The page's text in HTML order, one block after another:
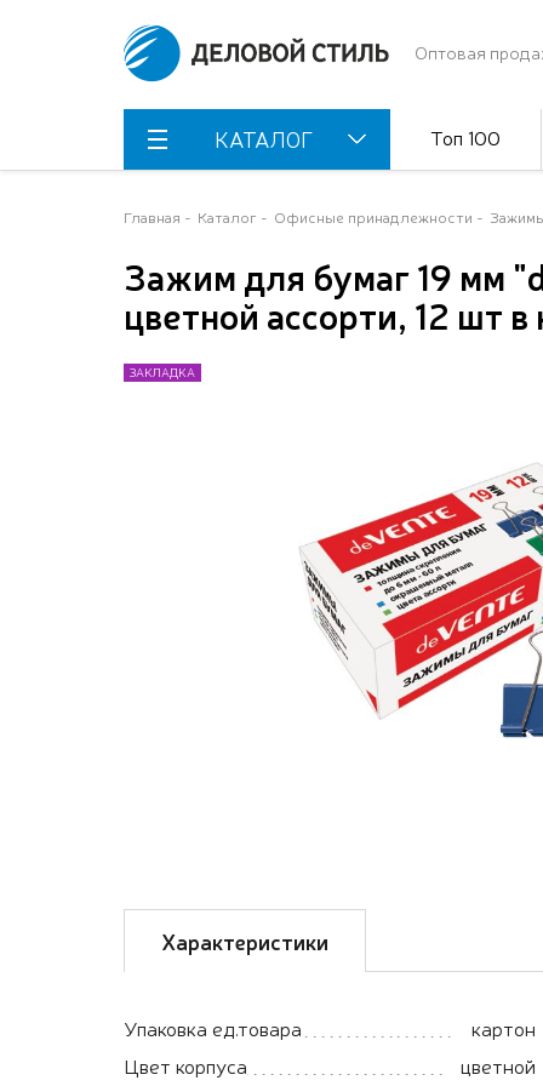
Оптовая
КАТАЛОГ Топ 100
Главная Каталог Офисные принадлежности
Зажим для бумаг 19 мм
цветной ассорти, 12 шт
ЗАКЛАДКА
ЗАКЛАДКА
Характеристики
Упаковка ед.товара
картон
Цвет корпуса
цветной